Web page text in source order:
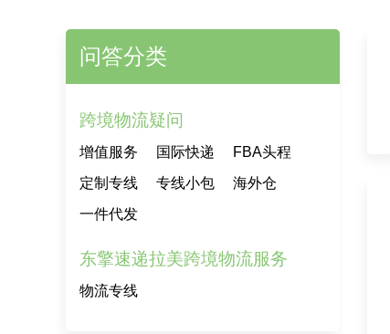
问答分类
跨境物流疑问
增值服务 国际快递
FBA头程
定制专线
专线小包
海外仓
一件代发
东擎速递拉美跨境物流服务
物流专线